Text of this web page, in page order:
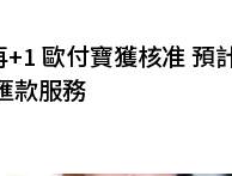
歐付寶獲核准 預
款服務